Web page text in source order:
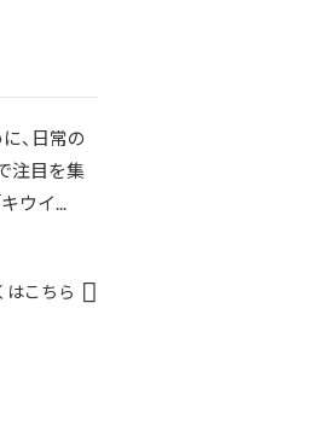
、日常の
注目を集
ウイ...
はこちら